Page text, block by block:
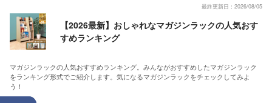
最終更新日：2026/08/05
【2026最新】おしゃれなマガジンラックの人気おす
すめランキング
マガジンラックの人気おすすめランキング。みんながおすすめしたマガジンラック
をランキング形式でご紹介します。気になるマガジンラックをチェックしてみよ
う！